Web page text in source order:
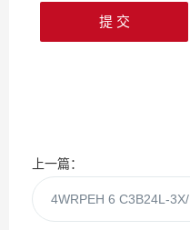
上一篇：